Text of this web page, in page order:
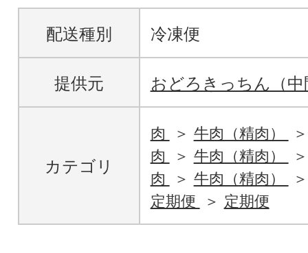
配送種別 冷凍便
提供元 おどろきっちん（中
カテゴリ
肉
牛肉（精肉）
肉
牛肉（精肉）
肉
牛肉（精肉）
定期便
定期便